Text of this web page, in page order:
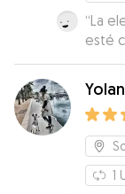
“La
esté
1